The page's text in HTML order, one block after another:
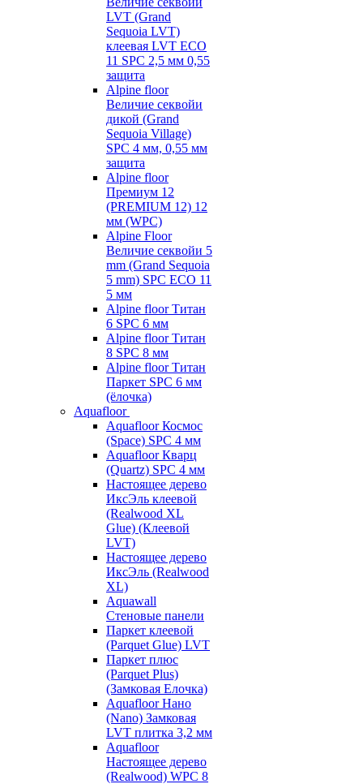
LVT (Grand
Sequoia LVT)
клеевая LVT ECO
11 SPC 2,5 мм 0,55
защита
Alpine floor
Величие секвойи
дикой (Grand
Sequoia Village)
SPC 4 мм, 0,55 мм
защита
Alpine floor
Премиум 12
(PREMIUM 12) 12
мм (WPC)
Alpine Floor
Величие секвойи 5
mm (Grand Sequoia
5 mm) SPC ECO 11
5 мм
Alpine floor Титан
6 SPC 6 мм
Alpine floor Титан
8 SPC 8 мм
Alpine floor Титан
Паркет SPC 6 мм
(ёлочка)
Aquafloor
Aquafloor Космос
(Space) SPC 4 мм
Aquafloor Кварц
(Quartz) SPC 4 мм
Настоящее дерево
ИксЭль клеевой
(Realwood XL
Glue) (Клеевой
LVT)
Настоящее дерево
ИксЭль (Realwood
XL)
Aquawall
Стеновые панели
Паркет клеевой
(Parquet Glue) LVT
Паркет плюс
(Parquet Plus)
(Замковая Елочка)
Aquafloor Нано
(Nano) Замковая
LVT плитка 3,2 мм
Aquafloor
Настоящее дерево
(Realwood) WPC 8